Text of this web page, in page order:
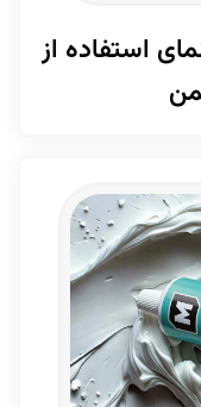
استفاده از